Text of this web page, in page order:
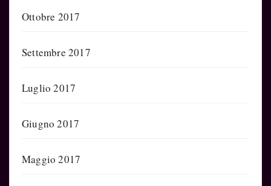
Ottobre 2017
Settembre 2017
Luglio 2017
Giugno 2017
Maggio 2017